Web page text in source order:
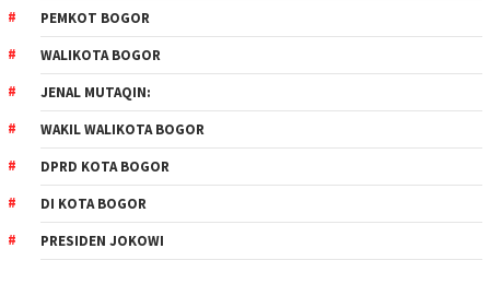
PEMKOT BOGOR
WALIKOTA BOGOR
JENAL MUTAQIN:
WAKIL WALIKOTA BOGOR
DPRD KOTA BOGOR
DI KOTA BOGOR
PRESIDEN JOKOWI